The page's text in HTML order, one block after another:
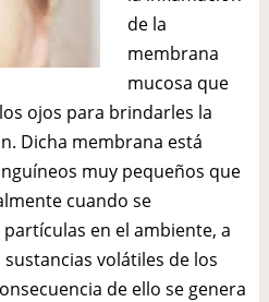
de la
membrana
mucosa que
ojos para brindarles la
Dicha membrana está
muy pequeños que
cuando se
en el ambiente, a
volátiles de los
de ello se genera